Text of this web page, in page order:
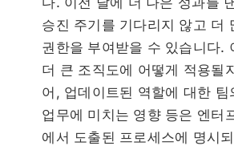
승진 주기를 기다리지 않고 더
권한을 부여받을 수 있습니다.
더 큰 조직도에 어떻게 적용될
어, 업데이트된 역할에 대한 팀
업무에 미치는 영향 등은 엔터
에서 도출된 프로세스에 명시